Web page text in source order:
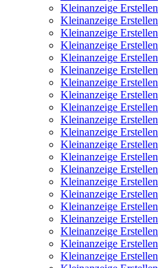
Kleinanzeige Erstellen
Kleinanzeige Erstellen
Kleinanzeige Erstellen
Kleinanzeige Erstellen
Kleinanzeige Erstellen
Kleinanzeige Erstellen
Kleinanzeige Erstellen
Kleinanzeige Erstellen
Kleinanzeige Erstellen
Kleinanzeige Erstellen
Kleinanzeige Erstellen
Kleinanzeige Erstellen
Kleinanzeige Erstellen
Kleinanzeige Erstellen
Kleinanzeige Erstellen
Kleinanzeige Erstellen
Kleinanzeige Erstellen
Kleinanzeige Erstellen
Kleinanzeige Erstellen
Kleinanzeige Erstellen
Kleinanzeige Erstellen